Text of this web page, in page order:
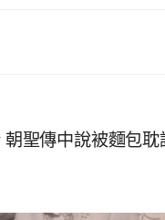
朝聖傳中說被麵包